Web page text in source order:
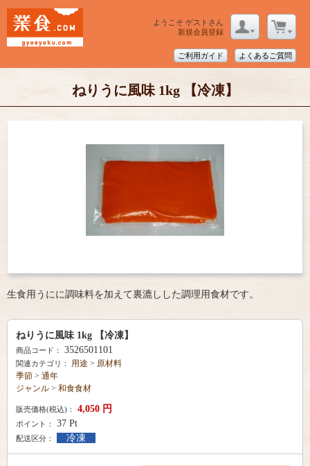
ようこそ ゲストさん
新規会員登録
ご利用ガイド よくあるご質問
ねりうに風味 1kg 【冷凍】
生食用うにに調味料を加えて裏漉しした調理用食材です。
ねりうに風味 1kg 【冷凍】
商品コード： 3526501101
関連カテゴリ： 用途 > 原材料
季節 > 通年
ジャンル > 和食食材
販売価格(税込)： 4,050 円
ポイント： 37 Pt
配送区分： 冷凍